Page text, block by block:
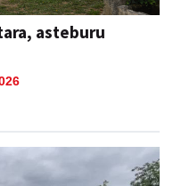
asteburu